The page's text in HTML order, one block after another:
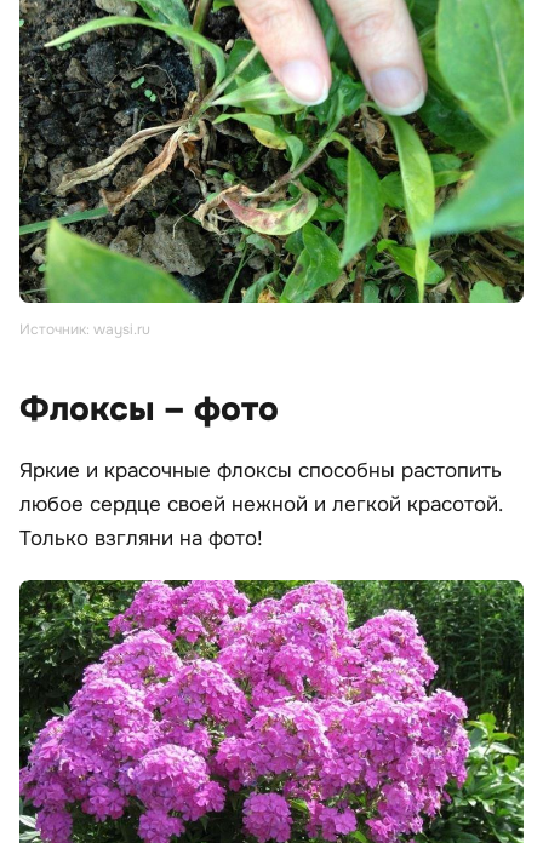
Источник: waysi.ru
Флоксы – фото
Яркие и красочные флоксы способны растопить
любое сердце своей нежной и легкой красотой.
Только взгляни на фото!